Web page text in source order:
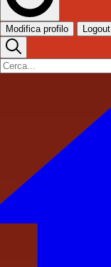
Modifica profilo Logout